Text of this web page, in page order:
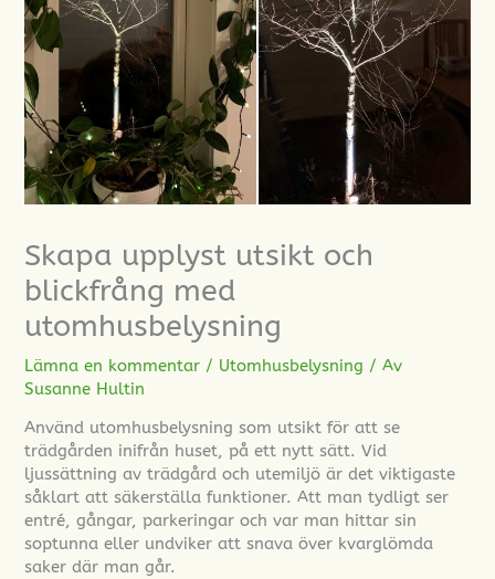
Skapa upplyst utsikt och
blickfrång med
utomhusbelysning
Lämna en kommentar / Utomhusbelysning / Av
Susanne Hultin
Använd utomhusbelysning som utsikt för att se
trädgården inifrån huset, på ett nytt sätt. Vid
ljussättning av trädgård och utemiljö är det viktigaste
såklart att säkerställa funktioner. Att man tydligt ser
entré, gångar, parkeringar och var man hittar sin
soptunna eller undviker att snava över kvarglömda
saker där man går.